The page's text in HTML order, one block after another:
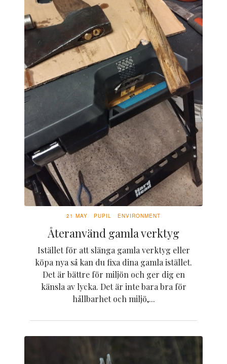
21 MAY PUPIL ENVIRONMENT
Återanvänd gamla verktyg
Istället för att slänga gamla verktyg eller
köpa nya så kan du fixa dina gamla istället.
Det är bättre för miljön och ger dig en
känsla av lycka. Det är inte bara bra för
hållbarhet och miljö,...